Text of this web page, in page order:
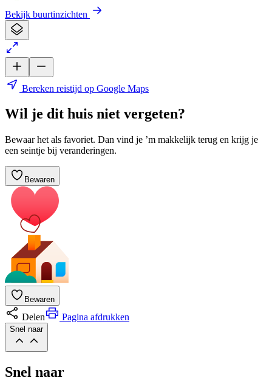
Bekijk buurtinzichten
Bereken reistijd op Google Maps
Wil je dit huis niet vergeten?
Bewaar het als favoriet. Dan vind je ’m makkelijk terug en krijg je
een seintje bij veranderingen.
Bewaren
Bewaren
Delen Pagina afdrukken
Snel naar
Snel naar